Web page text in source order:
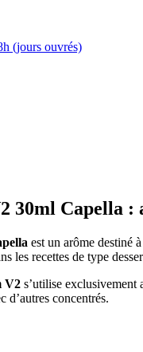
(jours ouvrés)
30ml Capella
est un arôme destiné
les recettes de type
V2 s’utilise exclusivement
d’autres concentrés.